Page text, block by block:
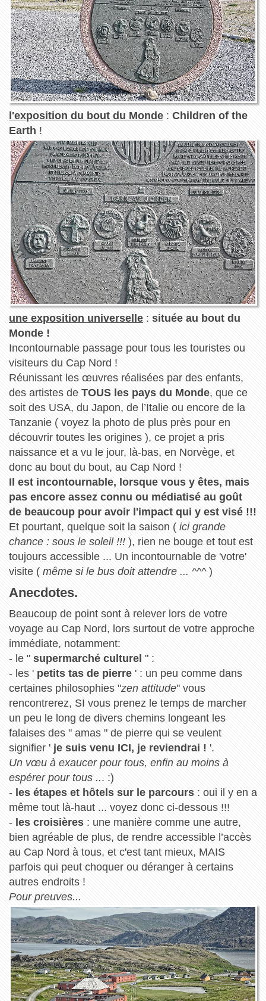
l'exposition du bout du Monde: Children of the
Earth !
une exposition universelle: située au bout du
Monde !
Incontournable passage pour tous les touristes ou
visiteurs du Cap Nord !
Réunissant les œuvres réalisées par des enfants,
des artistes de TOUS les pays du Monde, que ce
soit des USA, du Japon, de l’Italie ou encore de la
Tanzanie ( voyez la photo de plus près pour en
découvrir toutes les origines ), ce projet a pris
naissance et a vu le jour, là-bas, en Norvège, et
donc au bout du bout, au Cap Nord !
Il est incontournable, lorsque vous y êtes, mais
pas encore assez connu ou médiatisé au goût
de beaucoup pour avoir l'impact qui y est visé !!!
Et pourtant, quelque soit la saison ( ici grande
chance : sous le soleil !!!), rien ne bouge et tout est
toujours accessible ... Un incontournable de 'votre'
visite ( même si le bus doit attendre ... ^^^)
Anecdotes.
Beaucoup de point sont à relever lors de votre
voyage au Cap Nord, lors surtout de votre approche
immédiate, notamment:
- le " supermarché culturel " :
- les ' petits tas de pierre' : un peu comme dans
certaines philosophies "zen attitude" vous
rencontrerez, SI vous prenez le temps de marcher
un peu le long de divers chemins longeant les
falaises des " amas " de pierre qui se veulent
signifier ' je suis venu ICI, je reviendrai ! '.
Un vœu à exaucer pour tous, enfin au moins à
espérer pour tous ... :)
- les étapes et hôtels sur le parcours: oui il y en a
même tout là-haut ... voyez donc ci-dessous !!!
- les croisières: une manière comme une autre,
bien agréable de plus, de rendre accessible l’accès
au Cap Nord à tous, et c'est tant mieux, MAIS
parfois qui peut choquer ou déranger à certains
autres endroits !
Pour preuves...